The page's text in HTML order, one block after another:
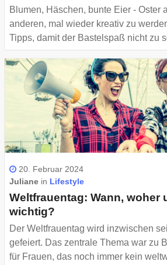
Blumen, Häschen, bunte Eier - Oster
anderen, mal wieder kreativ zu
Tipps, damit der Bastelspaß nicht zu
20. Februar 2024
Julianein Lifestyle
Weltfrauentag: Wann, woher
wichtig?
Der Weltfrauentag wird inzwischen
gefeiert. Das zentrale Thema war zu
für Frauen, das noch immer kein